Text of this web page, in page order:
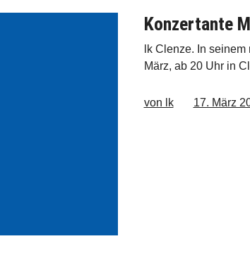
Konzertante
lk Clenze. In
März, ab 20 Uhr in
von lk 17. März